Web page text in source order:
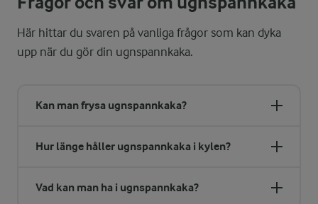
Här hittar du svaren på vanliga frågor som kan dyka
upp när du gör din ugnspannkaka.
Kan man frysa ugnspannkaka?
Hur länge håller ugnspannkaka i kylen?
Vad kan man ha i ugnspannkaka?